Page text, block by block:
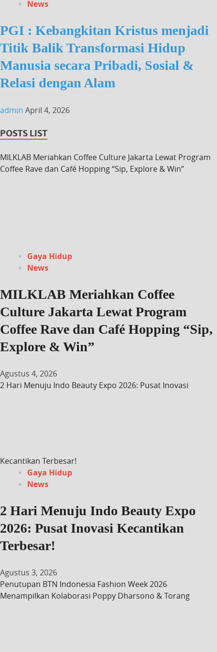
News
PGI : Kebangkitan Kristus menjadi
Titik Balik Transformasi Hidup
Manusia secara Pribadi, Sosial &
Relasi dengan Alam
admin April 4, 2026
POSTS LIST
MILKLAB Meriahkan Coffee Culture Jakarta Lewat Program
Coffee Rave dan Café Hopping “Sip, Explore & Win”
Gaya Hidup
News
MILKLAB Meriahkan Coffee
Culture Jakarta Lewat Program
Coffee Rave dan Café Hopping “Sip,
Explore & Win”
Agustus 4, 2026
2 Hari Menuju Indo Beauty Expo 2026: Pusat Inovasi
Kecantikan Terbesar!
Gaya Hidup
News
2 Hari Menuju Indo Beauty Expo
2026: Pusat Inovasi Kecantikan
Terbesar!
Agustus 3, 2026
Penutupan BTN Indonesia Fashion Week 2026
Menampilkan Kolaborasi Poppy Dharsono & Torang